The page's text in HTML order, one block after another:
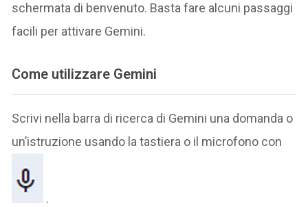
schermata di benvenuto. Basta fare alcuni passaggi
facili per attivare Gemini.
Come utilizzare Gemini
Scrivi nella barra di ricerca di Gemini una domanda o
un’istruzione usando la tastiera o il microfono con
.